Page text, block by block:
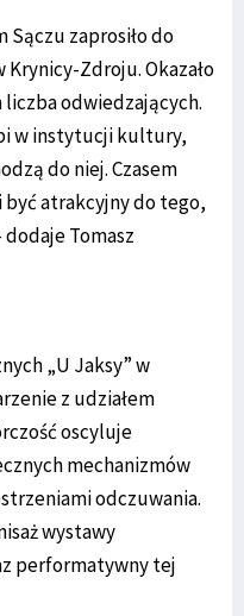
Sączu zaprosiło do
Zdroju. Okazało
liczba odwiedzających.
w instytucji kultury,
do niej. Czasem
atrakcyjny do tego,
Tomasz
„U Jaksy” w
z udziałem
oscyluje
mechanizmów
odczuwania.
wystawy
performatywny tej